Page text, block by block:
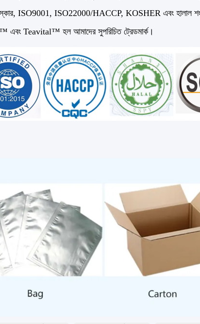
ISO9001, ISO22000/HACCP, KOSHER এবং হালাল
এবং Teavital™ হল আমাদের সুপরিচিত ট্রেডমার্ক।